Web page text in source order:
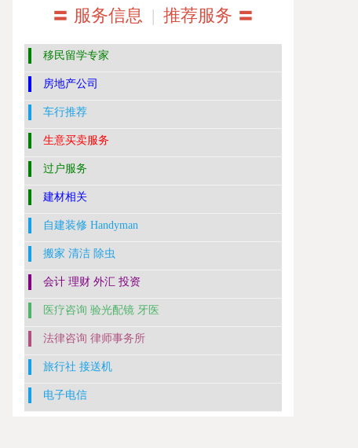
〓 服务信息 | 推荐服务 〓
移民留学专家
房地产公司
车行推荐
生意买卖服务
过户服务
建材相关
自建装修 Handyman
搬家 清洁 除虫
会计 理财 外汇 投资
医疗咨询 验光配镜 牙医
法律咨询 律师事务所
旅行社 接送机
电子电信